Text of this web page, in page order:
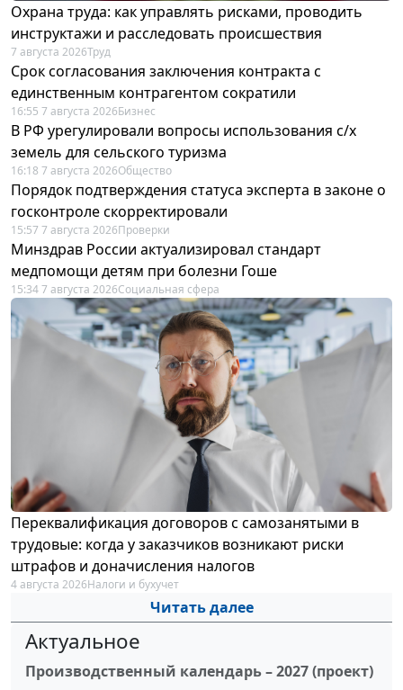
Охрана труда: как управлять рисками, проводить
инструктажи и расследовать происшествия
7 августа 2026Труд
Срок согласования заключения контракта с
единственным контрагентом сократили
16:55 7 августа 2026Бизнес
В РФ урегулировали вопросы использования с/х
земель для сельского туризма
16:18 7 августа 2026Общество
Порядок подтверждения статуса эксперта в законе о
госконтроле скорректировали
15:57 7 августа 2026Проверки
Минздрав России актуализировал стандарт
медпомощи детям при болезни Гоше
15:34 7 августа 2026Социальная сфера
Переквалификация договоров с самозанятыми в
трудовые: когда у заказчиков возникают риски
штрафов и доначисления налогов
4 августа 2026Налоги и бухучет
Читать далее
Актуальное
Производственный календарь – 2027 (проект)